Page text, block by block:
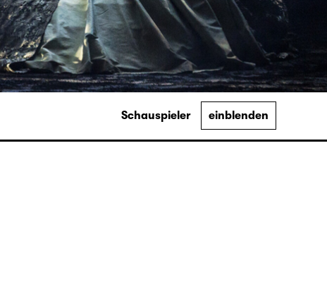
Schauspieler einblenden